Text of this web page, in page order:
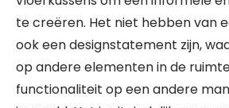
te creëren. Het niet hebben van
ook een designstatement zijn,
op andere elementen in de
functionaliteit op een andere